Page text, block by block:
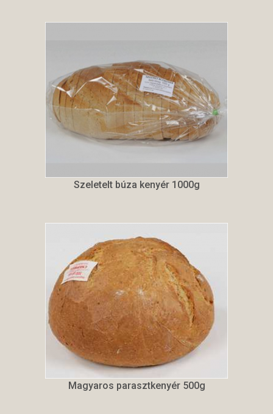
Szeletelt búza kenyér 1000g
Magyaros parasztkenyér 500g